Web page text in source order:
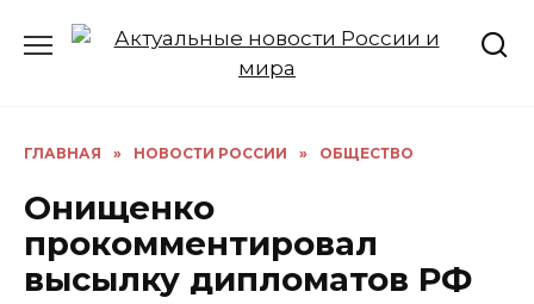
ГЛАВНАЯ » НОВОСТИ РОССИИ » ОБЩЕСТВО
Онищенко
прокомментировал
высылку дипломатов РФ